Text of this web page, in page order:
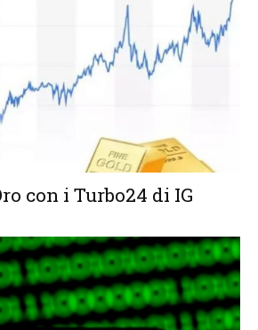
con i Turbo24 di IG